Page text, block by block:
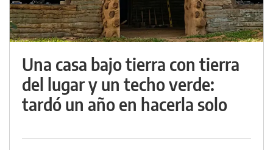
Una casa bajo tierra con tierra
del lugar y un techo verde:
tardó un año en hacerla solo